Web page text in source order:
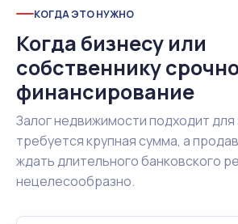
КОГДА ЭТО НУЖНО
Когда бизнесу или
собственнику
финансирование
Залог недвижимости подходит для
требуется крупная сумма, а
ждать длительного банковского
нецелесообразно.